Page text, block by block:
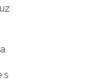
s